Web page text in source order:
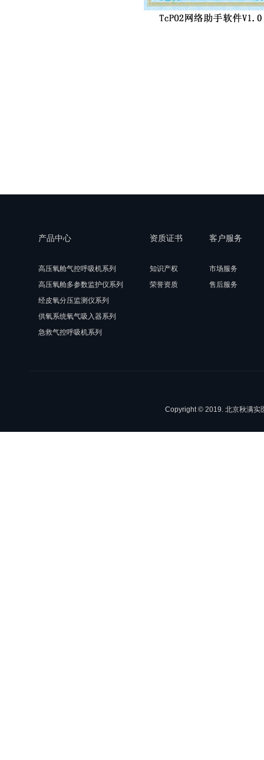
产品中心
高压氧舱气控呼吸机系列
高压氧舱多参数监护仪系列
经皮氧分压监测仪系列
供氧系统氧气吸入器系列
急救气控呼吸机系列
资质证书
知识产权
荣誉资质
客户服务
市场服务
售后服务
Copyright © 2019. 北京秋满实